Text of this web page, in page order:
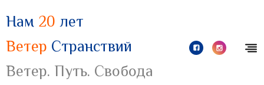
Нам 20 лет
Ветер Странствий
Ветер. Путь. Свобода